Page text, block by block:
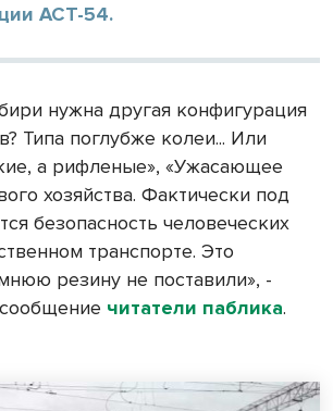
АСТ-54.
нужна другая конфигурация
Типа поглубже колеи... Или
а рифленые», «Ужасающее
хозяйства. Фактически под
безопасность человеческих
транспорте. Это
резину не поставили», -
читатели паблика.